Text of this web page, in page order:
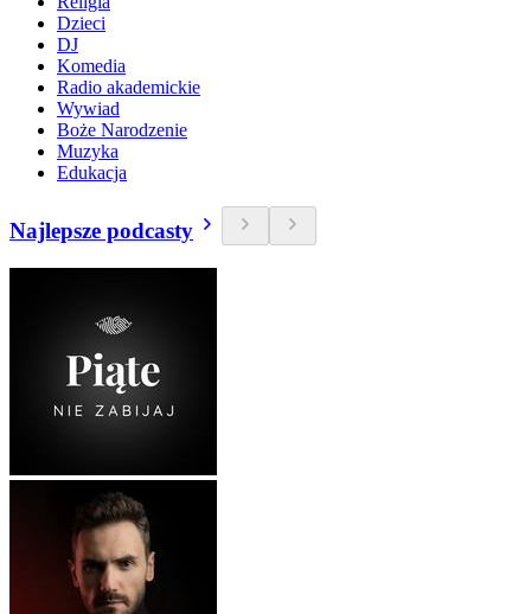
Dzieci
DJ
Komedia
Radio akademickie
Wywiad
Boże Narodzenie
Muzyka
Edukacja
Najlepsze podcasty